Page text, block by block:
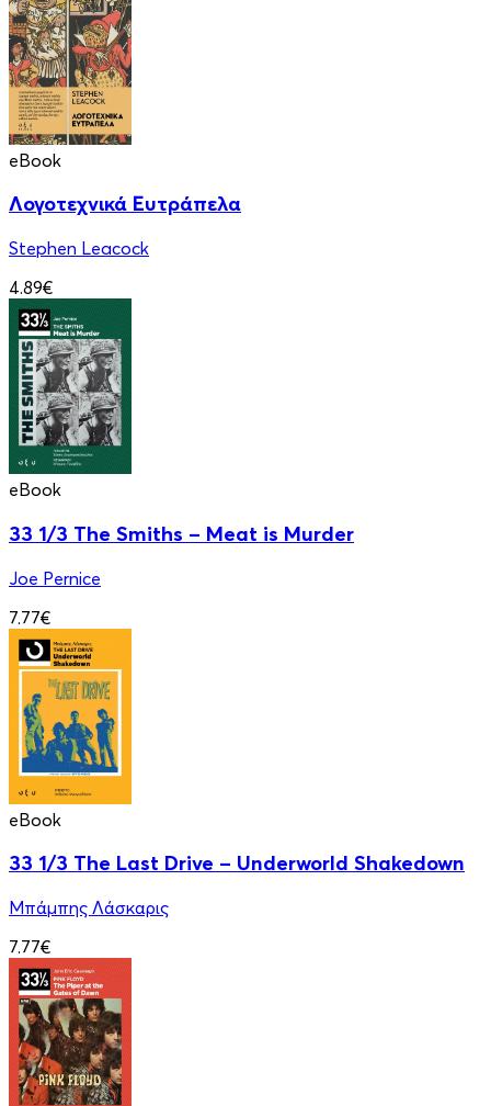
eBook
Λογοτεχνικά Ευτράπελα
Stephen Leacock
4.89€
eBook
33 1/3 The Smiths – Meat is Murder
Joe Pernice
7.77€
eBook
33 1/3 Τhe Last Drive – Underworld Shakedown
Μπάμπης Λάσκαρις
7.77€